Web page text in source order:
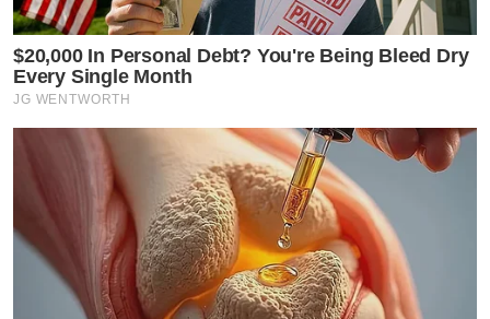
$20,000 In Personal Debt? You're Being Bleed Dry
Every Single Month
JG WENTWORTH